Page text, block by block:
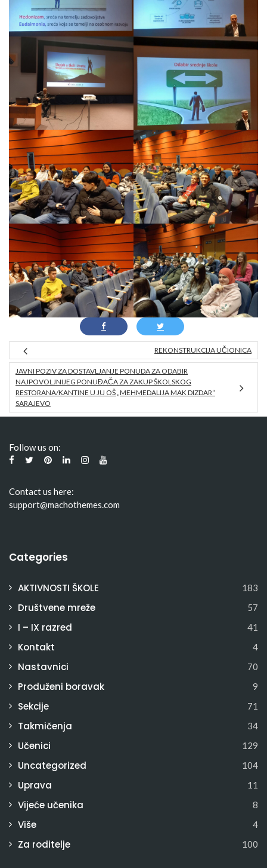
REKONSTRUKCIJA UČIONICA
JAVNI POZIV ZA DOSTAVLJANJE PONUDA ZA ODABIR
NAJPOVOLJNIJEG PONUĐAČA ZA ZAKUP ŠKOLSKOG
RESTORANA/KANTINE U JU OŠ „MEHMEDALIJA MAK DIZDAR“
SARAJEVO
Follow us on:
Contact us here:
support@machothemes.com
Categories
AKTIVNOSTI ŠKOLE 183
Društvene mreže 57
I – IX razred 41
Kontakt 4
Nastavnici 70
Produženi boravak 9
Sekcije 71
Takmičenja 34
Učenici 129
Uncategorized 104
Uprava 11
Vijeće učenika 8
Više 4
Za roditelje 100